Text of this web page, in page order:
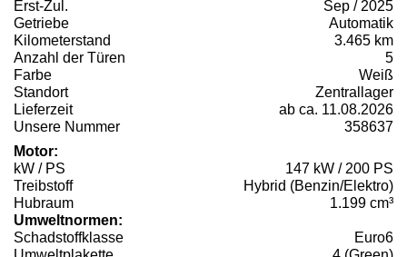
Erst-Zul.
Sep / 2025
Getriebe
Automatik
Kilometerstand
3.465 km
Anzahl der Türen
5
Farbe
Weiß
Standort
Zentrallager
Lieferzeit
ab ca. 11.08.2026
Unsere Nummer
358637
Motor:
kW / PS
147 kW / 200 PS
Treibstoff
Hybrid (Benzin/Elektro)
Hubraum
1.199 cm³
Umweltnormen:
Schadstoffklasse
Euro6